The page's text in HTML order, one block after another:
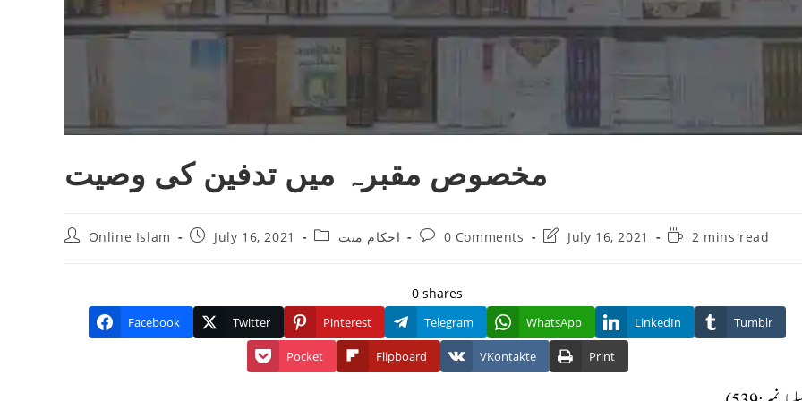
مخصوص مقبرہ میں تدفین کی وصیت
PostOnline Islam
PostJuly 16, 2021
Postاحکام میت
Post0 Comments
PostJuly 16, 2021
Reading2 mins read
0 shares
Facebook Twitter Pinterest Telegram WhatsApp LinkedIn Tumblr
Pocket Flipboard VKontakte Print